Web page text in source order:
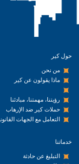
حول كير
من نحن
ماذا يقولون عن كير
رؤيتنا، مهمتنا، مبادئنا
حملات كير ضد الإرهاب
التعامل مع الجهات القانونية
خدماتنا
التبليغ عن حادثة